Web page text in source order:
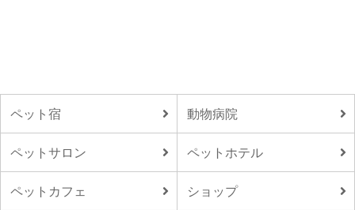
ペット宿 動物病院
ペットサロン ペットホテル
ペットカフェ ショップ